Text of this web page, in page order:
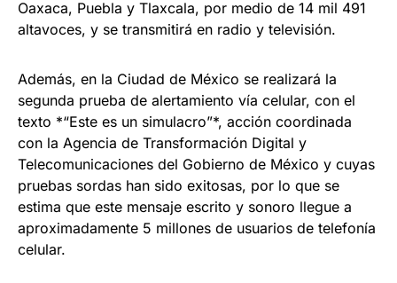
Oaxaca, Puebla y Tlaxcala, por medio de 14 mil 491
altavoces, y se transmitirá en radio y televisión.
Además, en la Ciudad de México se realizará la
segunda prueba de alertamiento vía celular, con el
texto *“Este es un simulacro”*, acción coordinada
con la Agencia de Transformación Digital y
Telecomunicaciones del Gobierno de México y cuyas
pruebas sordas han sido exitosas, por lo que se
estima que este mensaje escrito y sonoro llegue a
aproximadamente 5 millones de usuarios de telefonía
celular.